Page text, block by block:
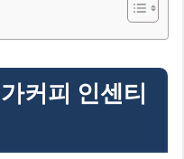
커피 인센티